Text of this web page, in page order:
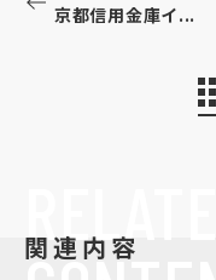
京都信用金庫イ...
関連内容